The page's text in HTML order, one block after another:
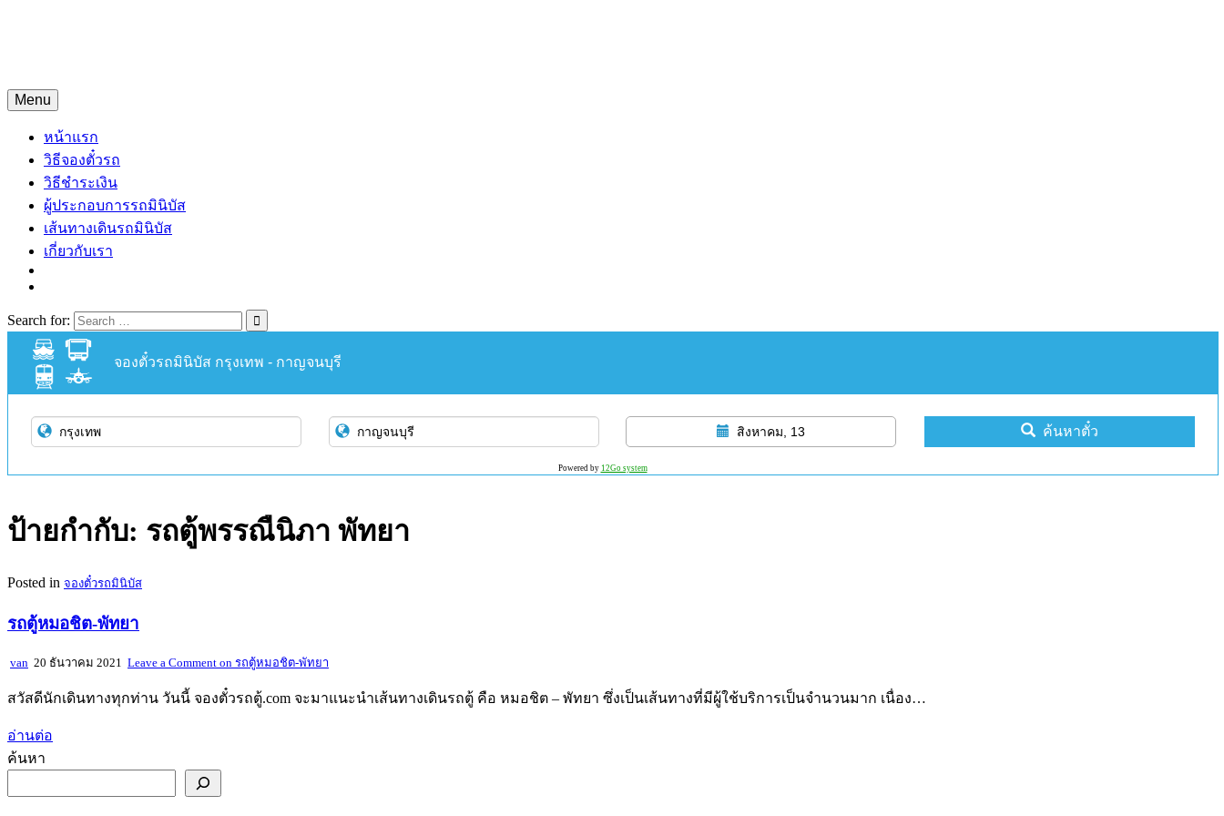
Menu
หน้าแรก
วิธีจองตั๋วรถ
วิธีชำระเงิน
ผู้ประกอบการรถมินิบัส
เส้นทางเดินรถมินิบัส
เกี่ยวกับเรา
Search for:
จองตั๋วรถมินิบัส กรุงเทพ - กาญจนบุรี
สิงหาคม, 13 ค้นหาตั๋ว
Powered by 12Go system
ป้ายกำกับ: รถตู้พรรณืนิภา พัทยา
Posted in จองตั๋วรถมินิบัส
รถตู้หมอชิต-พัทยา
van 20 ธันวาคม 2021 Leave a Comment on รถตู้หมอชิต-พัทยา
สวัสดีนักเดินทางทุกท่าน วันนี้ จองตั๋วรถตู้.com จะมาแนะนำเส้นทางเดินรถตู้ คือ หมอชิต – พัทยา ซึ่งเป็นเส้นทางที่มีผู้ใช้บริการเป็นจำนวนมาก เนื่อง…
อ่านต่อ
ค้นหา